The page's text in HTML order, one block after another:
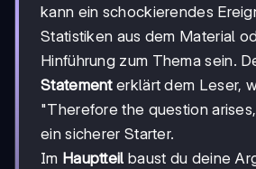
kann ein schockierendes
Statistiken aus dem Material
Hinführung zum Thema sein.
Statementerklärt dem Leser,
"Therefore the question
ein sicherer Starter.
Im Hauptteil baust du deine